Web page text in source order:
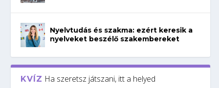
Nyelvtudás és szakma: ezért keresik a
nyelveket beszélő szakembereket
KVÍZ Ha szeretsz játszani, itt a helyed